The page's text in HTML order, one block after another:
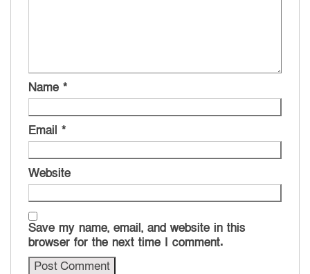
Name *
Email *
Website
Save my name, email, and website in this
browser for the next time I comment.